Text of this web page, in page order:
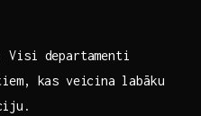
Visi departamenti
‌kas veicina⁣ labāku